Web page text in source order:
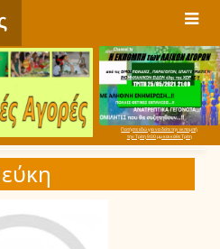
Πατήστε εδώ για να δείτε την εκπομπή
την Τρίτη 9:00 μμ και κάθε Τρίτη